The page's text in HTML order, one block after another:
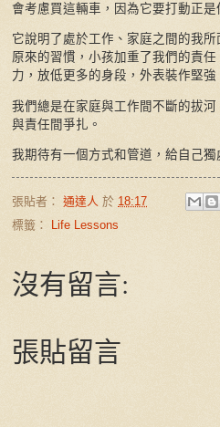
會考慮買這輛車，因為它要打動正是
它說明了處於工作、家庭之間的我
原來的習慣，小孩加重了我們的責
力，放低更多的身段，外表裝作堅強
我們總是在家庭與工作間不斷的拔
與責任間爭扎。
我期待有一個方式和管道，給自己
張貼者： 通達人 於 18:17
標籤：
Life Lessons
沒有留言:
張貼留言